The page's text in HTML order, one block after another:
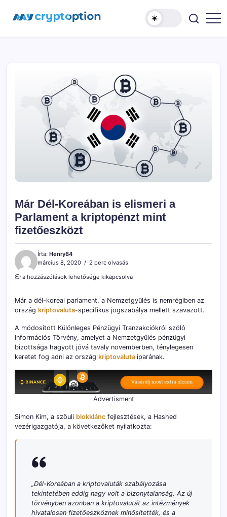
MyCryptOption
Már Dél-Koreában is elismeri a
Parlament a kriptopénzt mint
fizetőeszközt
Írta: Henry84
március 8, 2020
2 perc olvasás
Már
is
elismeri
Parlament
a
kriptopénzt
mint
fizetőeszközt
bejegyzéshez
a hozzászólások lehetősége kikapcsolva
Már a dél-koreai parlament, a Nemzetgyűlés is nemrégiben az
ország kriptovaluta-specifikus jogszabálya mellett szavazott.
A módosított Különleges Pénzügyi Tranzakciókról szóló
Információs Törvény, amelyet a Nemzetgyűlés pénzügyi
bizottsága hagyott jóvá tavaly novemberben, ténylegesen
keretet fog adni az ország kriptovaluta iparának.
Advertisment
Simon Kim, a szöuli blokklánc fejlesztések, a Hashed
vezérigazgatója, a következőket nyilatkozta:
„Dél-Koreában a kriptovaluták szabályozása
tekintetében eddig nagy volt a bizonytalanság. Az új
törvényben azonban a kriptovalutát az intézmények
hivatalosan fizetőeszköznek minősítették, és a